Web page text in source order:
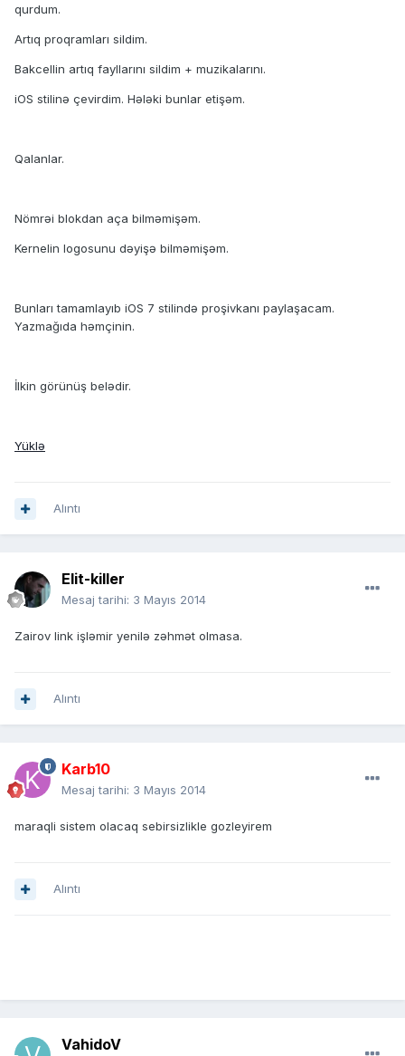
qurdum.
Artıq proqramları sildim.
Bakcellin artıq fayllarını sildim + muzikalarını.
iOS stilinə çevirdim. Hələki bunlar etişəm.
Qalanlar.
Nömrəi blokdan aça bilməmişəm.
Kernelin logosunu dəyişə bilməmişəm.
Bunları tamamlayıb iOS 7 stilində proşivkanı paylaşacam.
Yazmağıda həmçinin.
İlkin görünüş belədir.
Yüklə
Alıntı
Elit-killer
Mesaj tarihi: 3 Mayıs 2014
Zairov link işləmir yenilə zəhmət olmasa.
Alıntı
Karb10
Mesaj tarihi: 3 Mayıs 2014
maraqli sistem olacaq sebirsizlikle gozleyirem
Alıntı
VahidoV